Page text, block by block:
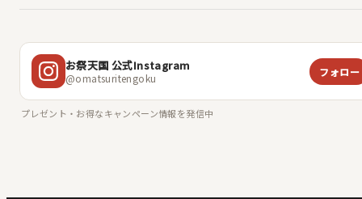
お祭天国 公式Instagram
@omatsuritengoku フォロー
プレゼント・お得なキャンペーン情報を発信中